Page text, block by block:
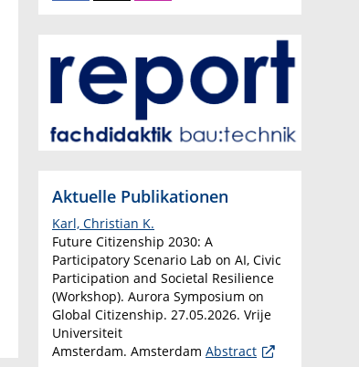
Aktuelle Publikationen
Karl, Christian K.
Future Citizenship 2030: A
Participatory Scenario Lab on AI, Civic
Participation and Societal Resilience
(Workshop). Aurora Symposium on
Global Citizenship. 27.05.2026. Vrije
Universiteit
Amsterdam. Amsterdam Abstract